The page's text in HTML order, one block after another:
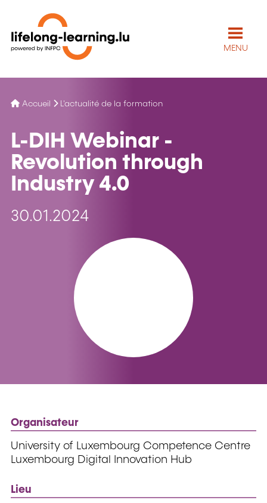
MENU
Accueil L'actualité de la formation
L-DIH Webinar -
Revolution through
Industry 4.0
30.01.2024
Organisateur
University of Luxembourg Competence Centre
Luxembourg Digital Innovation Hub
Lieu